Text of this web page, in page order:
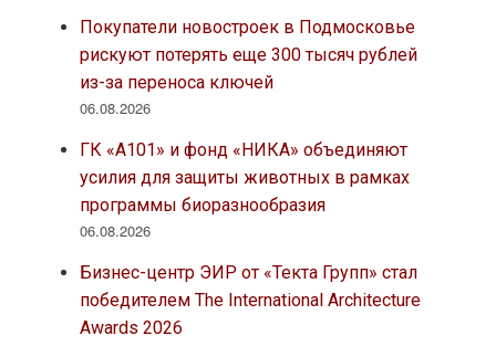
Покупатели новостроек в Подмосковье
рискуют потерять еще 300 тысяч рублей
из-за переноса ключей
06.08.2026
ГК «А101» и фонд «НИКА» объединяют
усилия для защиты животных в рамках
программы биоразнообразия
06.08.2026
Бизнес-центр ЭИР от «Текта Групп» стал
победителем The International Architecture
Awards 2026